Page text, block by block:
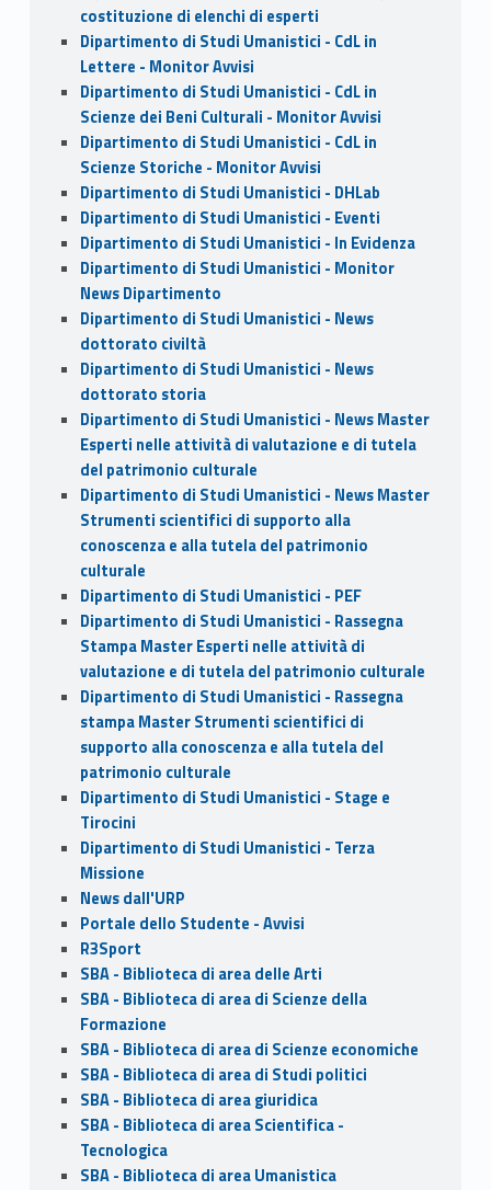
costituzione di elenchi di esperti
Dipartimento di Studi Umanistici - CdL in
Lettere - Monitor Avvisi
Dipartimento di Studi Umanistici - CdL in
Scienze dei Beni Culturali - Monitor Avvisi
Dipartimento di Studi Umanistici - CdL in
Scienze Storiche - Monitor Avvisi
Dipartimento di Studi Umanistici - DHLab
Dipartimento di Studi Umanistici - Eventi
Dipartimento di Studi Umanistici - In Evidenza
Dipartimento di Studi Umanistici - Monitor
News Dipartimento
Dipartimento di Studi Umanistici - News
dottorato civiltà
Dipartimento di Studi Umanistici - News
dottorato storia
Dipartimento di Studi Umanistici - News Master
Esperti nelle attività di valutazione e di tutela
del patrimonio culturale
Dipartimento di Studi Umanistici - News Master
Strumenti scientifici di supporto alla
conoscenza e alla tutela del patrimonio
culturale
Dipartimento di Studi Umanistici - PEF
Dipartimento di Studi Umanistici - Rassegna
Stampa Master Esperti nelle attività di
valutazione e di tutela del patrimonio culturale
Dipartimento di Studi Umanistici - Rassegna
stampa Master Strumenti scientifici di
supporto alla conoscenza e alla tutela del
patrimonio culturale
Dipartimento di Studi Umanistici - Stage e
Tirocini
Dipartimento di Studi Umanistici - Terza
Missione
News dall'URP
Portale dello Studente - Avvisi
R3Sport
SBA - Biblioteca di area delle Arti
SBA - Biblioteca di area di Scienze della
Formazione
SBA - Biblioteca di area di Scienze economiche
SBA - Biblioteca di area di Studi politici
SBA - Biblioteca di area giuridica
SBA - Biblioteca di area Scientifica -
Tecnologica
SBA - Biblioteca di area Umanistica